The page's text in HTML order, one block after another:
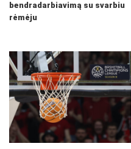
bendradarbiavimą su svarbiu
rėmėju